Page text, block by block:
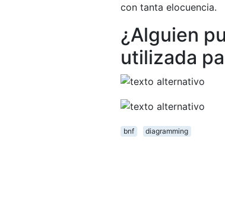
con tanta elocuencia.
¿Alguien
utilizada
bnf diagramming